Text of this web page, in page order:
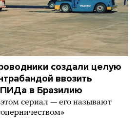
создали целую
ввозить
в Бразилию
сериал — его называют